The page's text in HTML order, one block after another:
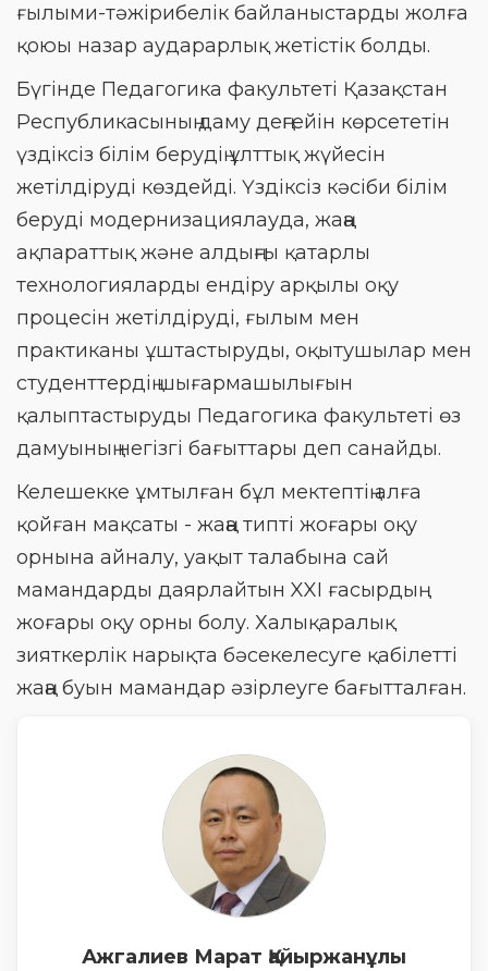
ғылыми-тәжірибелік байланыстарды жолға
қоюы назар аударарлық жетістік болды.
Бүгінде Педагогика факультеті Қазақстан
Республикасының даму деңгейін көрсететін
үздіксіз білім берудің ұлттық жүйесін
жетілдіруді көздейді. Үздіксіз кәсіби білім
беруді модернизациялауда, жаңа
ақпараттық және алдыңғы қатарлы
технологияларды ендіру арқылы оқу
процесін жетілдіруді, ғылым мен
практиканы ұштастыруды, оқытушылар мен
студенттердің шығармашылығын
қалыптастыруды Педагогика факультеті өз
дамуының негізгі бағыттары деп санайды.
Келешекке ұмтылған бұл мектептің алға
қойған мақсаты - жаңа типті жоғары оқу
орнына айналу, уақыт талабына сай
мамандарды даярлайтын XXI ғасырдың
жоғары оқу орны болу. Халықаралық
зияткерлік нарықта бәсекелесуге қабілетті
жаңа буын мамандар әзірлеуге бағытталған.
Ажгалиев Марат Қайыржанұлы